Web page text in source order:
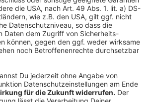
man sich darum, Ausgaben und
überprüfen. Das sollten wir
Kleiner Tipp vom Experten:
zu einem kleinen Event.
zum Beispiel eine gute Flasche Wein
Hensel und David Müller